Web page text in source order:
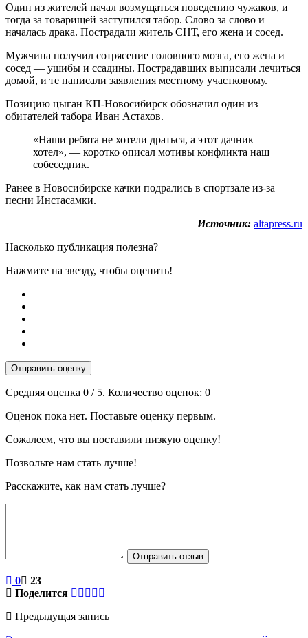
Один из жителей начал возмущаться поведению чужаков, и
тогда за товарищей заступился табор. Слово за слово и
началась драка. Пострадали житель СНТ, его жена и сосед.
Мужчина получил сотрясение головного мозга, его жена и
сосед — ушибы и ссадины. Пострадавших выписали лечиться
домой, и те написали заявления местному участковому.
Позицию цыган КП-Новосибирск обозначил один из
обитателей табора Иван Астахов.
«Наши ребята не хотели драться, а этот дачник —
хотел», — коротко описал мотивы конфликта наш
собеседник.
Ранее в Новосибирске качки подрались в спортзале из-за
песни Инстасамки.
Источник: altapress.ru
Насколько публикация полезна?
Нажмите на звезду, чтобы оценить!
Отправить оценку
Средняя оценка 0 / 5. Количество оценок: 0
Оценок пока нет. Поставьте оценку первым.
Сожалеем, что вы поставили низкую оценку!
Позвольте нам стать лучше!
Расскажите, как нам стать лучше?
Отправить отзыв
0
23
Поделится
Предыдущая запись